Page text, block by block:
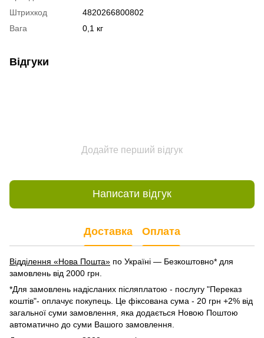
Штрихкод
4820266800802
Вага
0,1 кг
Відгуки
Додайте перший відгук
Написати відгук
Доставка Оплата
Відділення «Нова Пошта» по Україні — Безкоштовно* для
замовлень від 2000 грн.
*Для замовлень надісланих післяплатою - послугу "Переказ
коштів"- оплачує покупець. Це фіксована сума - 20 грн +2% від
загальної суми замовлення, яка додається Новою Поштою
автоматично до суми Вашого замовлення.